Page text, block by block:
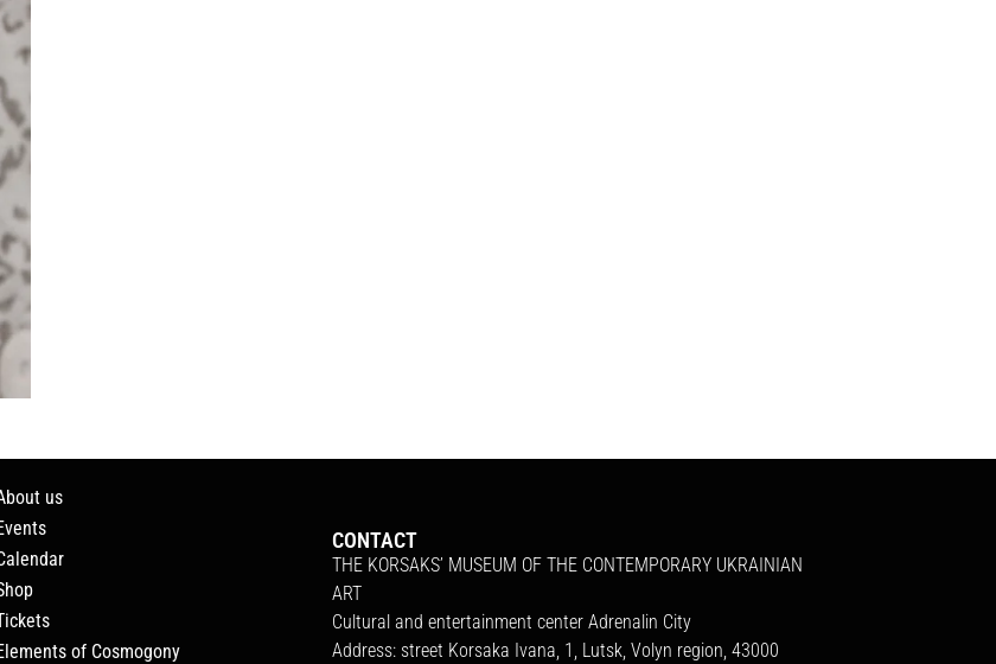
us
of Cosmogony
CONTACT
THE KORSAKS’ MUSEUM OF THE CONTEMPORARY UKRAINIAN
ART
Cultural and entertainment center Adrenalin City
Address: street Korsaka Ivana, 1, Lutsk, Volyn region, 43000